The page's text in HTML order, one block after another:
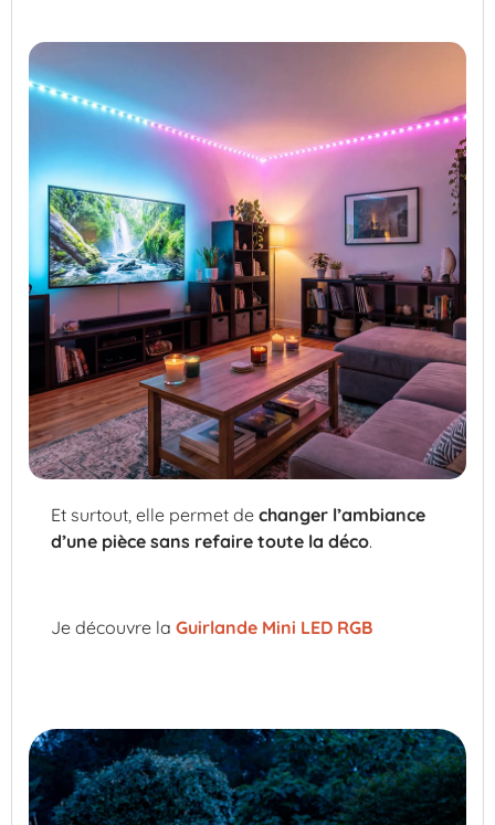
Et surtout, elle permet de changer l’ambiance
d’une pièce sans refaire toute la déco.
Je découvre la Guirlande Mini LED RGB